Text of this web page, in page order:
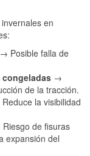
en
→ Posible falla de
congeladas →
de la tracción.
la visibilidad
de fisuras
expansión del